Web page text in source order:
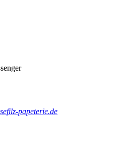
filz-papeterie.de